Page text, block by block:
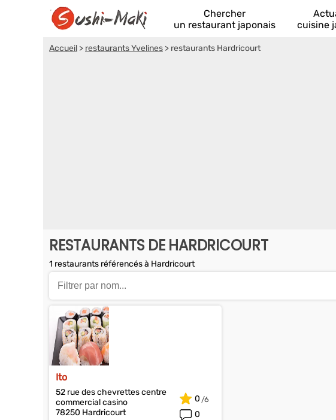
Chercher
un restaurant japonais
cuisine
Accueil > restaurants Yvelines > restaurants Hardricourt
RESTAURANTS DE HARDRICOURT
1 restaurants référencés à Hardricourt
Ito
52 rue des chevrettes centre
commercial casino
78250 Hardricourt
0
0